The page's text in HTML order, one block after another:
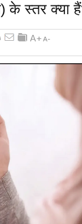
के स्तर क्या